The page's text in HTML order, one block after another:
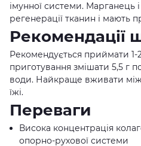
імунної системи. Марганець
регенерації тканин і мають
Рекомендації
Рекомендується приймати 1-
приготування змішати 5,5 г
води. Найкраще вживати
їжі.
Переваги
Висока концентрація
опорно-рухової системи